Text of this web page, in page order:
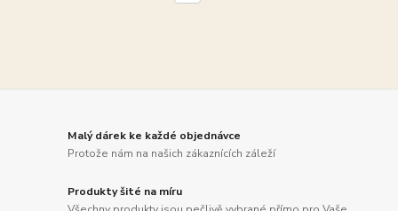
Malý dárek ke každé objednávce
Protože nám na našich zákaznících záleží
Produkty šité na míru